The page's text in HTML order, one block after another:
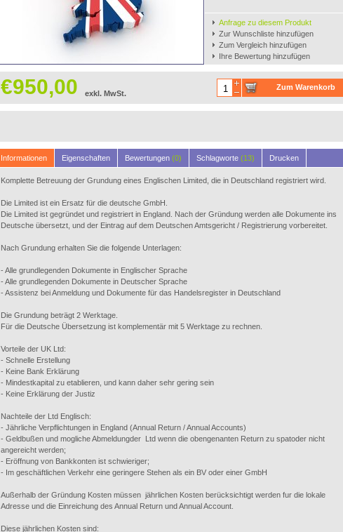
Anfrage zu diesem Produkt
Zur Wunschliste hinzufügen
Zum Vergleich hinzufügen
Ihre Bewertung hinzufügen
€950,00 exkl. MwSt.
Zum Warenkorb
hinzufügen
Informationen Eigenschaften Bewertungen (0) Schlagworte (13) Drucken
Komplette Betreuung der Grundung eines Englischen Limited, die in Deutschland registriert wird.
Die Limited ist ein Ersatz für die deutsche GmbH.
Die Limited ist gegründet und registriert in England. Nach der Gründung werden alle Dokumente ins
Deutsche übersetzt, und der Eintrag auf dem Deutschen Amtsgericht / Registrierung vorbereitet.
Nach Grundung erhalten Sie die folgende Unterlagen:
- Alle grundlegenden Dokumente in Englischer Sprache
- Alle grundlegenden Dokumente in Deutscher Sprache
- Assistenz bei Anmeldung und Dokumente für das Handelsregister in Deutschland
Die Grundung beträgt 2 Werktage.
Für die Deutsche Übersetzung ist komplementär mit 5 Werktage zu rechnen.
Vorteile der UK Ltd:
- Schnelle Erstellung
- Keine Bank Erklärung
- Mindestkapital zu etablieren, und kann daher sehr gering sein
- Keine Erklärung der Justiz
Nachteile der Ltd Englisch:
- Jährliche Verpflichtungen in England (Annual Return / Annual Accounts)
- Geldbußen und mogliche Abmeldungder Ltd wenn die obengenanten Return zu spatoder nicht
angereicht werden;
- Eröffnung von Bankkonten ist schwieriger;
- Im geschäftlichen Verkehr eine geringere Stehen als ein BV oder einer GmbH
Außerhalb der Gründung Kosten müssen jährlichen Kosten berücksichtigt werden fur die lokale
Adresse und die Einreichung des Annual Return und Annual Account.
Diese jährlichen Kosten sind: